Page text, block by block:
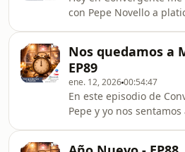
con Pepe Novello a
que todas las cosas
sola persona: Jesús.Este
especial porque
temporada: vamos a
breve de un mes para
y regresar con todo. Y
pausar, quise abrir el
Nos quedamos a
EP89
ene. 12, 202600:54:47
En este episodio de
Pepe y yo nos